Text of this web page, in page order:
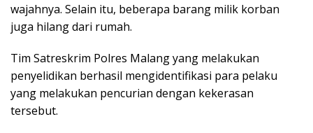
wajahnya. Selain itu, beberapa barang milik korban
juga hilang dari rumah.
Tim Satreskrim Polres Malang yang melakukan
penyelidikan berhasil mengidentifikasi para pelaku
yang melakukan pencurian dengan kekerasan
tersebut.